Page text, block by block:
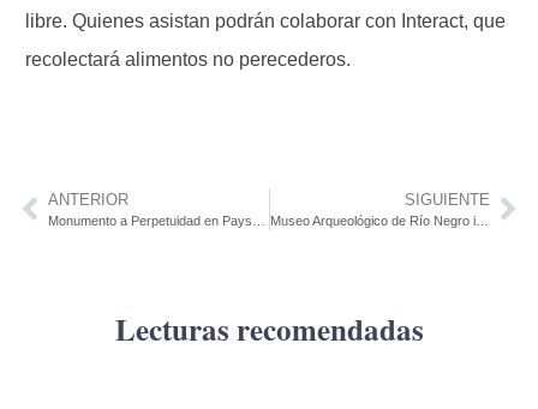
libre. Quienes asistan podrán colaborar con Interact, que
recolectará alimentos no perecederos.
ANTERIOR SIGUIENTE
Museo Arqueológico de Río Negro invitó a actividades en 62 años de Young
Lecturas recomendadas